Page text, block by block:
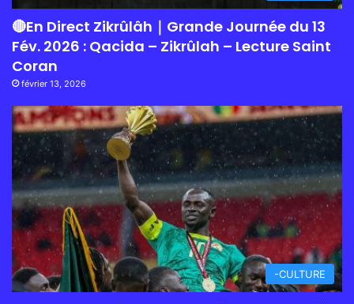
🔴En Direct Zikrûlâh｜Grande Journée du 13
Fév. 2026 : Qacida – Zikrûlah – Lecture Saint
Coran
février 13, 2026
-CULTURE